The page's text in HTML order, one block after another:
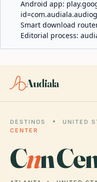
Android app:
Smart download
Editorial process:
Audiala
DESTINOS UNITED
CENTER
Cnn